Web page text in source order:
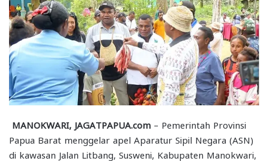
MANOKWARI, JAGATPAPUA.com – Pemerintah Provinsi
Papua Barat menggelar apel Aparatur Sipil Negara (ASN)
di kawasan Jalan Litbang, Susweni, Kabupaten Manokwari,